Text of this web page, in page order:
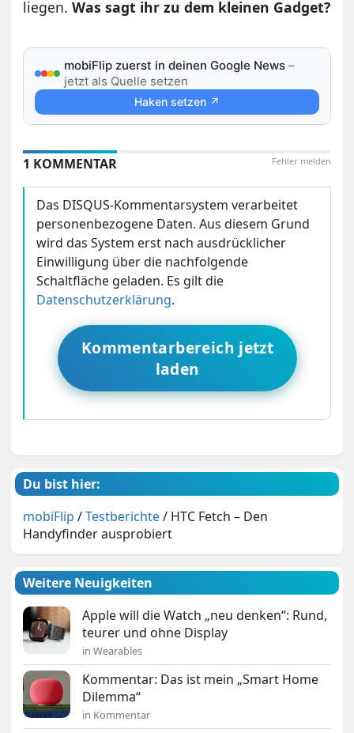
liegen.Was sagt ihr zu dem kleinen Gadget?
mobiFlip zuerst in deinen Google News –
jetzt als Quelle setzen
Haken setzen ↗
Fehler melden
1 KOMMENTAR
Das DISQUS-Kommentarsystem verarbeitet
personenbezogene Daten. Aus diesem Grund
wird das System erst nach ausdrücklicher
Einwilligung über die nachfolgende
Schaltfläche geladen. Es gilt die
Datenschutzerklärung.
Kommentarbereich jetzt
laden
Du bist hier:
mobiFlip /Testberichte/ HTC Fetch – Den
Handyfinder ausprobiert
Weitere Neuigkeiten
Apple will die Watch „neu denken“: Rund,
teurer und ohne Display
in Wearables
Kommentar: Das ist mein „Smart Home
Dilemma“
in Kommentar